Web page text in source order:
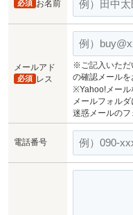
お名前
必須
メールアド
レス
必須
※ご記入いただ
の確認メールを
※Yahoo!メール
メールフォルダ
迷惑メールのフ
電話番号